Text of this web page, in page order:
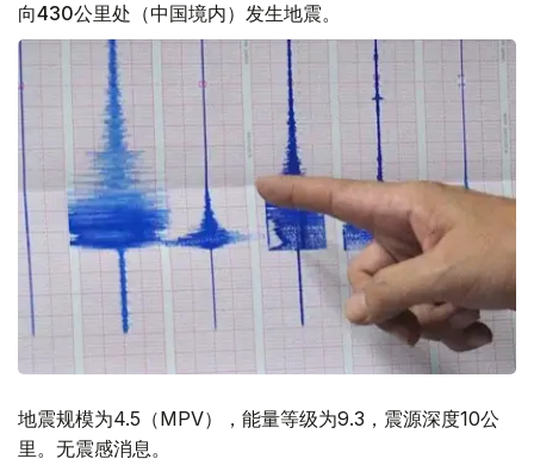
向430公里处（中国境内）发生地震。
地震规模为4.5（MPV），能量等级为9.3，震源深度10公
里。无震感消息。